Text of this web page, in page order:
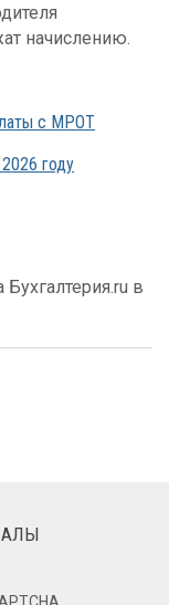
начислению.
с МРОТ
году
в